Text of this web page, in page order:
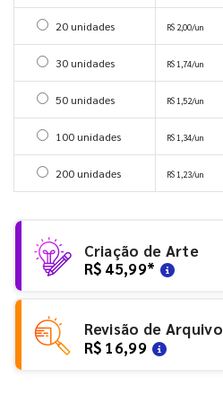
Selecionar 20 unidades
20 unidades R$ 2,00/un
Selecionar 30 unidades
30 unidades R$ 1,74/un
Selecionar 50 unidades
50 unidades R$ 1,52/un
Selecionar 100 unidades
100 unidades R$ 1,34/un
Selecionar 200 unidades
200 unidades R$ 1,23/un
Criação de Arte
R$ 45,99*
Revisão de Arquivo
R$ 16,99